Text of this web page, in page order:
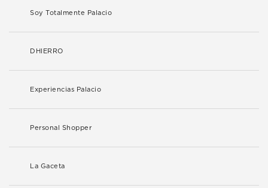
Soy Totalmente Palacio
DHIERRO
Experiencias Palacio
Personal Shopper
La Gaceta